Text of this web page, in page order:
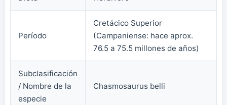
Período
Cretácico Superior
(Campaniense: hace aprox.
76.5 a 75.5 millones de años)
Subclasificación
/ Nombre de la
especie
Chasmosaurus belli